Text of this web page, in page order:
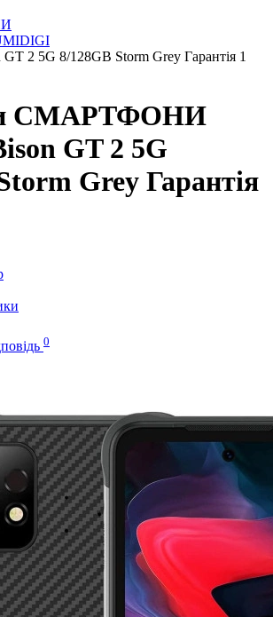
2 5G 8/128GB Storm Grey Гарантія 1
СМАРТФОНИ
GT 2 5G
Grey Гарантія
0